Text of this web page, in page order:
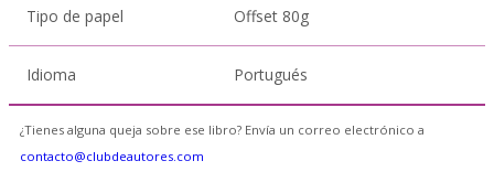
Tipo de papel Offset 80g
Idioma Portugués
¿Tienes alguna queja sobre ese libro? Envía un correo electrónico a
contacto@clubdeautores.com